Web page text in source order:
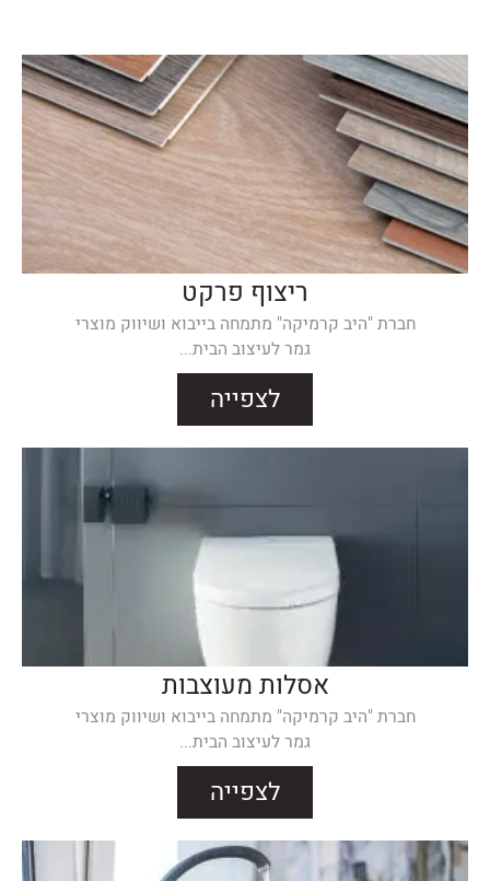
ריצוף פרקט
חברת "היב קרמיקה" מתמחה בייבוא ושיווק מוצרי
גמר לעיצוב הבית...
לצפייה
אסלות מעוצבות
חברת "היב קרמיקה" מתמחה בייבוא ושיווק מוצרי
גמר לעיצוב הבית...
לצפייה